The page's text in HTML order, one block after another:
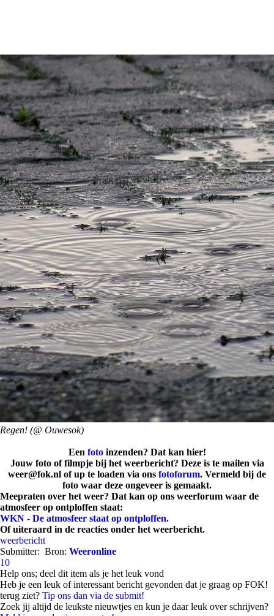
Regen! (@ Ouwesok)
Een fotoinzenden? Dat kan hier!
Jouw foto of filmpje bij het weerbericht? Deze is te mailen via
weer@fok.nl of up te loaden via ons fotoforum. Vermeld bij de
foto waar deze ongeveer is gemaakt.
Meepraten over het weer? Dat kan op ons weerforum waar de
atmosfeer op ontploffen staat:
WKN - De atmosfeer staat op ontploffen.
Of uiteraard in de reacties onder het weerbericht.
weerbericht
Submitter: Bron: Weeronline
10
Help ons; deel dit item als je het leuk vond
Heb je een leuk of interessant bericht gevonden dat je graag op FOK!
terug ziet? Tip ons dan via de submit!
Zoek jij altijd de leukste nieuwtjes en kun je daar leuk over schrijven?